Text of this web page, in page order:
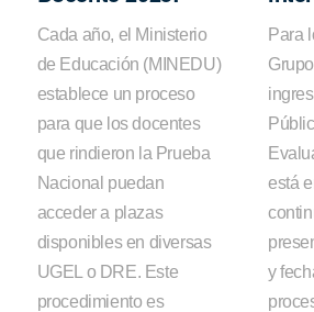
Cada año, el Ministerio
de Educación (MINEDU)
establece un proceso
para que los docentes
que rindieron la Prueba
Nacional puedan
acceder a plazas
disponibles en diversas
UGEL o DRE. Este
procedimiento es
Para
está
y